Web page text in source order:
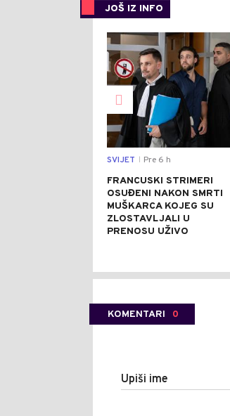
JOŠ IZ INFO
SVIJET Pre 6 h
FRANCUSKI STRIMERI
OSUĐENI NAKON SMRTI
MUŠKARCA KOJEG SU
ZLOSTAVLJALI U
PRENOSU UŽIVO
KOMENTARI 0
Upiši ime